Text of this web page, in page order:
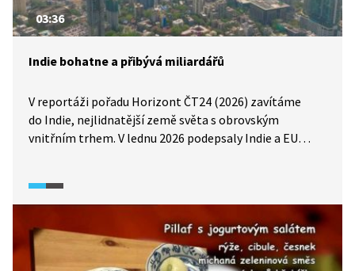
03:36
Indie bohatne a přibývá miliardářů
V reportáži pořadu Horizont ČT24 (2026) zavítáme
do Indie, nejlidnatější země světa s obrovským
vnitřním trhem. V lednu 2026 podepsaly Indie a EU
hospodářského růstu však profituje především úzká
skupina obyvatel Indie.